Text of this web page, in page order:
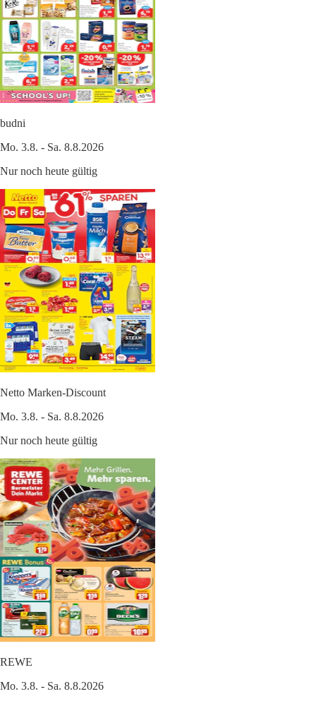
budni
Mo. 3.8. - Sa. 8.8.2026
Nur noch heute gültig
Netto Marken-Discount
Mo. 3.8. - Sa. 8.8.2026
Nur noch heute gültig
REWE
Mo. 3.8. - Sa. 8.8.2026